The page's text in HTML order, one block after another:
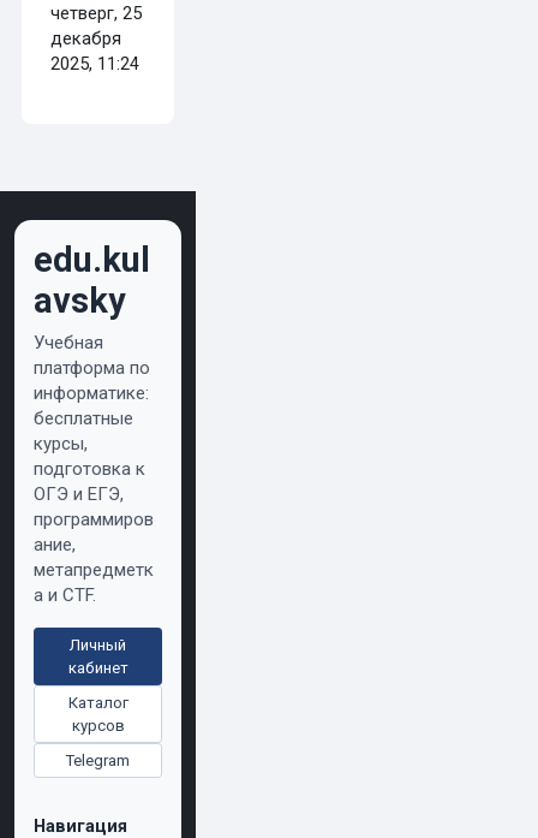
четверг, 25
декабря
2025, 11:24
edu.kul
avsky
Учебная
платформа по
информатике:
бесплатные
курсы,
подготовка к
ОГЭ и ЕГЭ,
программиров
ание,
метапредметк
а и CTF.
Личный
кабинет
Каталог
курсов
Telegram
Навигация